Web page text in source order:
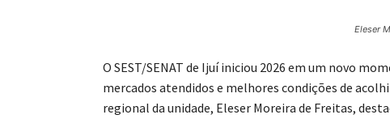
Eleser
O SEST/SENAT de Ijuí iniciou 2026 em um novo
mercados atendidos e melhores condições de
regional da unidade, Eleser Moreira de Freitas,